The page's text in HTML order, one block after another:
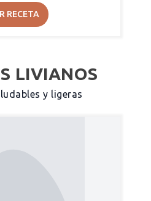
RECETA
LIVIANOS
y ligeras